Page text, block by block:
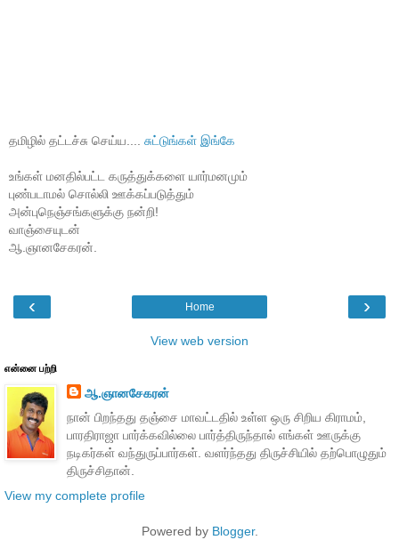
தமிழில் தட்டச்சு செய்ய.... சுட்டுங்கள் இங்கே
உங்கள் மனதில்பட்ட கருத்துக்களை யார்மனமும்
புண்படாமல் சொல்லி ஊக்கப்படுத்தும்
அன்புநெஞ்சங்களுக்கு நன்றி!
வாஞ்சையுடன்
ஆ.ஞானசேகரன்.
‹ ›
Home
View web version
என்னை பற்றி
ஆ.ஞானசேகரன்
நான் பிறந்தது தஞ்சை மாவட்டதில் உள்ள ஒரு சிறிய கிராமம்,
பாரதிராஜா பார்க்கவில்லை பார்த்திருந்தால் எங்கள் ஊருக்கு
நடிகர்கள் வந்துருப்பார்கள். வளர்ந்தது திருச்சியில் தற்பொழுதும்
திருச்சிதான்.
View my complete profile
Powered by Blogger.